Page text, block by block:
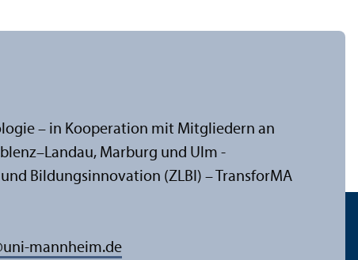
– in Kooperation mit Mitgliedern an
Marburg und Ulm -
Bildungs­innovation (ZLBI) – Trans­forMA
uni-mannheim.de